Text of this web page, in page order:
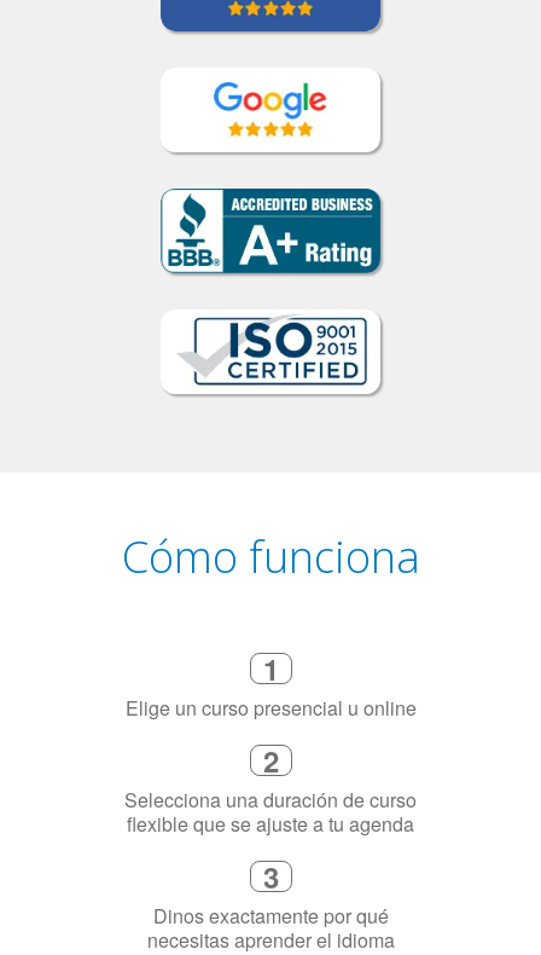
Cómo funciona
1
Elige un curso presencial u online
2
Selecciona una duración de curso
flexible que se ajuste a tu agenda
3
Dinos exactamente por qué
necesitas aprender el idioma